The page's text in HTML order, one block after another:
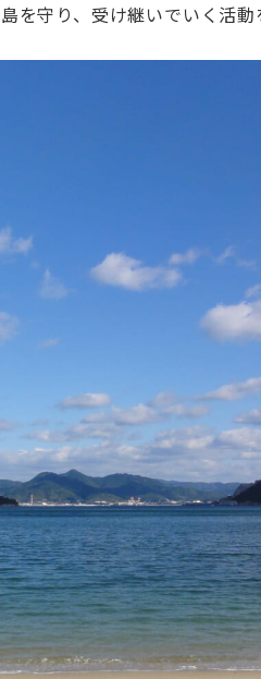
守り、受け継いでいく活動